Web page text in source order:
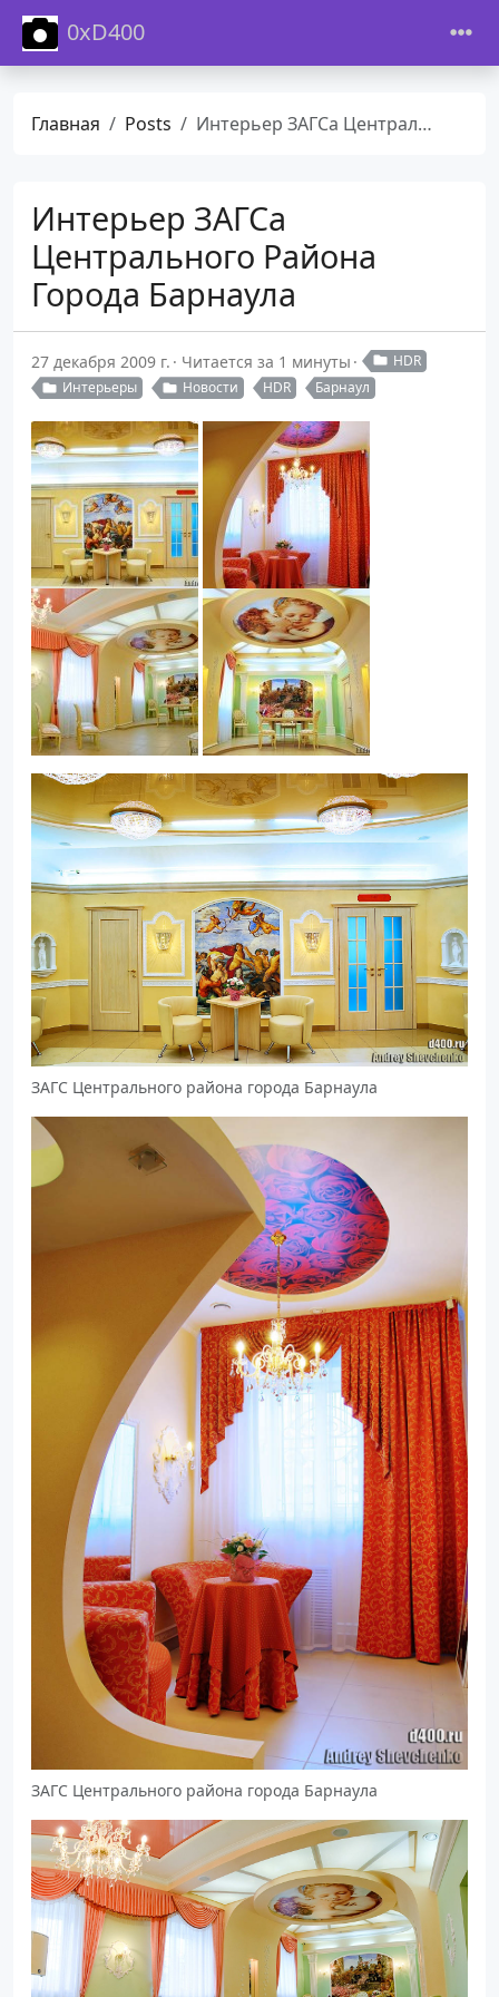
0xD400
Главная Posts Интерьер ЗАГСа Центрального Района Города Барнаула
Интерьер ЗАГСа
Центрального Района
Города Барнаула
27 декабря 2009 г. Читается за 1 минуты
HDR
Интерьеры
Новости HDR Барнаул
ЗАГС Центрального района города Барнаула
ЗАГС Центрального района города Барнаула